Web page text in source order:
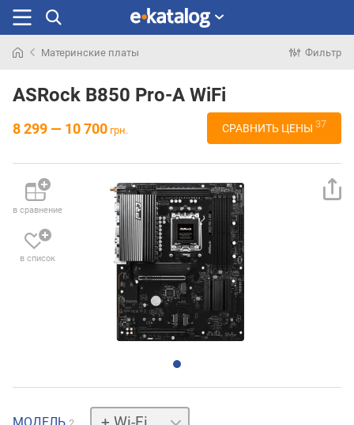
раньше
Материнские платы Фильтр
ASRock B850 Pro-A WiFi
8 299 — 10 700 грн. СРАВНИТЬ ЦЕНЫ 37
в сравнение
в список
без